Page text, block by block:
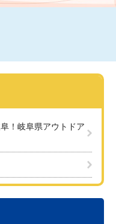
！岐阜県アウトドア